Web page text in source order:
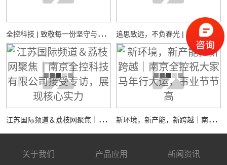
全
控科技 | 致敬每一份坚守与热爱 追
思致远，不负春光 | 南京全控祝您：清明安康
江
苏国际频道＆荔枝网聚焦｜南京全控科技有限公司接受专访，展现核心实力 新
环境，新产能，新跨越｜南京全控祝大家马年行大运，事业节节高
关于我们 产品应用 新闻资讯